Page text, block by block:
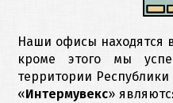
Наши офисы находятся
кроме этого мы
территории
«Интермувекс»